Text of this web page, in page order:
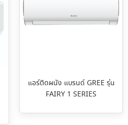
แอร์ติดผนัง แบรนด์ GREE รุ่น
FAIRY 1 SERIES